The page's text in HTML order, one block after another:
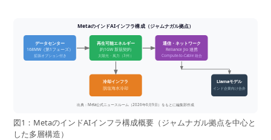
MetaのインドAIインフラ構成（ジャムナガル拠点）
データセンター
168MW（第1フェーズ）
拡張オプション付き
再生可能エネルギー
約1GW 新規契約
太陽光・風力（3州）
通信・ネットワーク
Reliance Jio 連携
Compute-to-Cable 統合
冷却インフラ
脱塩海水冷却
Llamaモデル
インド企業向け合弁
出典：Meta公式ニュースルーム（2026年6月9日）をもとに編集部作成
図1：MetaのインドAIインフラ構成概要（ジャムナガル拠点を中心と
した多層構造）